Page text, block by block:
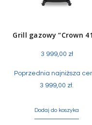
Grill gazowy “Crown
3 999,00 zł
Poprzednia najniższa
3 999,00 zł
Dodaj do koszyka